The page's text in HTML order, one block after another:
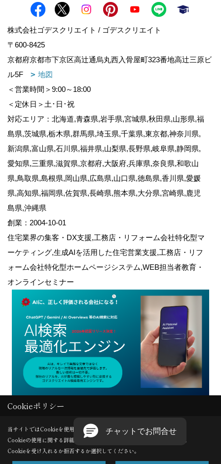
株式会社ゴデスクリエイト / ゴデスクリエイト
〒600-8425
京都府京都市下京区高辻通烏丸西入骨屋町323番地高辻三原ビ
ル5F
地図
＜営業時間＞9:00～18:00
＜定休日＞土･日･祝
対応エリア：北海道,青森県,岩手県,宮城県,秋田県,山形県,福
島県,茨城県,栃木県,群馬県,埼玉県,千葉県,東京都,神奈川県,
新潟県,富山県,石川県,福井県,山梨県,長野県,岐阜県,静岡県,
愛知県,三重県,滋賀県,京都府,大阪府,兵庫県,奈良県,和歌山
県,鳥取県,島根県,岡山県,広島県,山口県,徳島県,香川県,愛媛
県,高知県,福岡県,佐賀県,長崎県,熊本県,大分県,宮崎県,鹿児
島県,沖縄県
創業：2004-10-01
住宅業界の集客・DX支援,工務店・リフォーム会社特化型マ
ーケティング,生成AIを活用した住宅営業支援,工務店・リフ
ォーム会社特化型ホームページシステム,WEB担当者教育・
オンラインセミナー
Copyright (c) GODDESS CREATE. All Rights Reserved.
Produced byゴデスクリエイト
Cookieポリシー
当サイトではCookieを使用します。
Cookieの使用に関する詳細は 「プライバシーポリシー
」をご覧ください。
Cookieを受け入れるか拒否するか選択してください。